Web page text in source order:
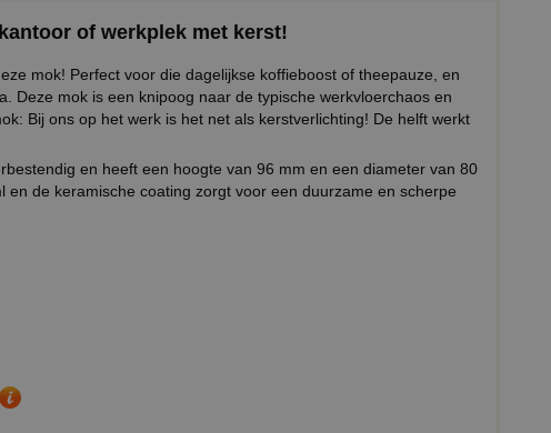
of werkplek met kerst!
mok! Perfect voor die dagelijkse koffieboost of theepauze, en
Deze mok is een knipoog naar de typische werkvloerchaos en
Bij ons op het werk is het net als kerstverlichting! De helft werkt
en heeft een hoogte van 96 mm en een diameter van 80
en de keramische coating zorgt voor een duurzame en scherpe